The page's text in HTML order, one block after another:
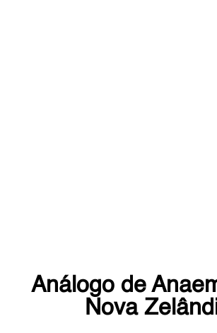
Análogo de
Nova